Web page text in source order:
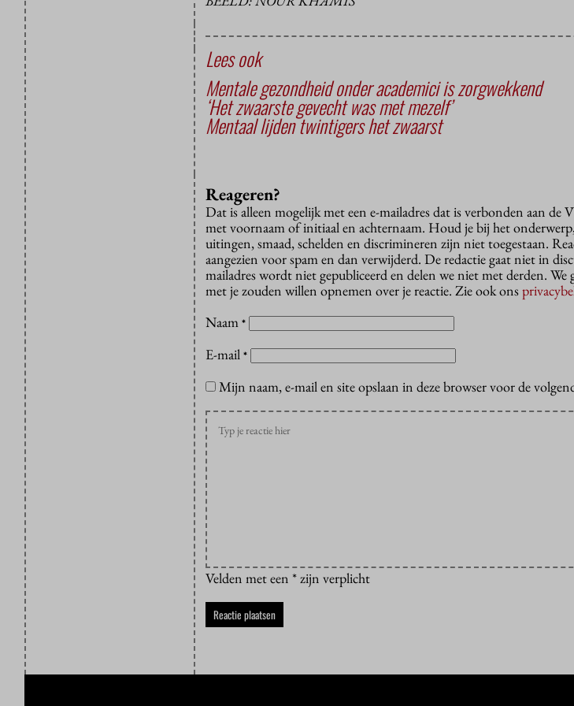
Lees ook
Mentale gezondheid onder academici is zorgwekkend
‘Het zwaarste gevecht was met mezelf’
Mentaal lijden twintigers het zwaarst
Reageren?
Dat is alleen mogelijk met een e-mailadres dat is verbonden aan de
met voornaam of initiaal en achternaam. Houd je bij het
uitingen, smaad, schelden en discrimineren zijn niet toegestaan.
aangezien voor spam en dan verwijderd. De redactie gaat niet in
mailadres wordt niet gepubliceerd en delen we niet met derden. We
met je zouden willen opnemen over je reactie. Zie ook ons
Naam *
E-mail *
Mijn naam, e-mail en site opslaan in deze browser voor de
Velden met een * zijn verplicht